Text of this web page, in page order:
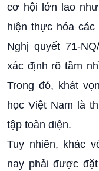
cơ hội lớn lao
hiện thực hóa
Nghị quyết 71-
xác định rõ tầm
Trong đó, khát
học Việt Nam là
tập toàn diện.
Tuy nhiên, khác
nay phải được